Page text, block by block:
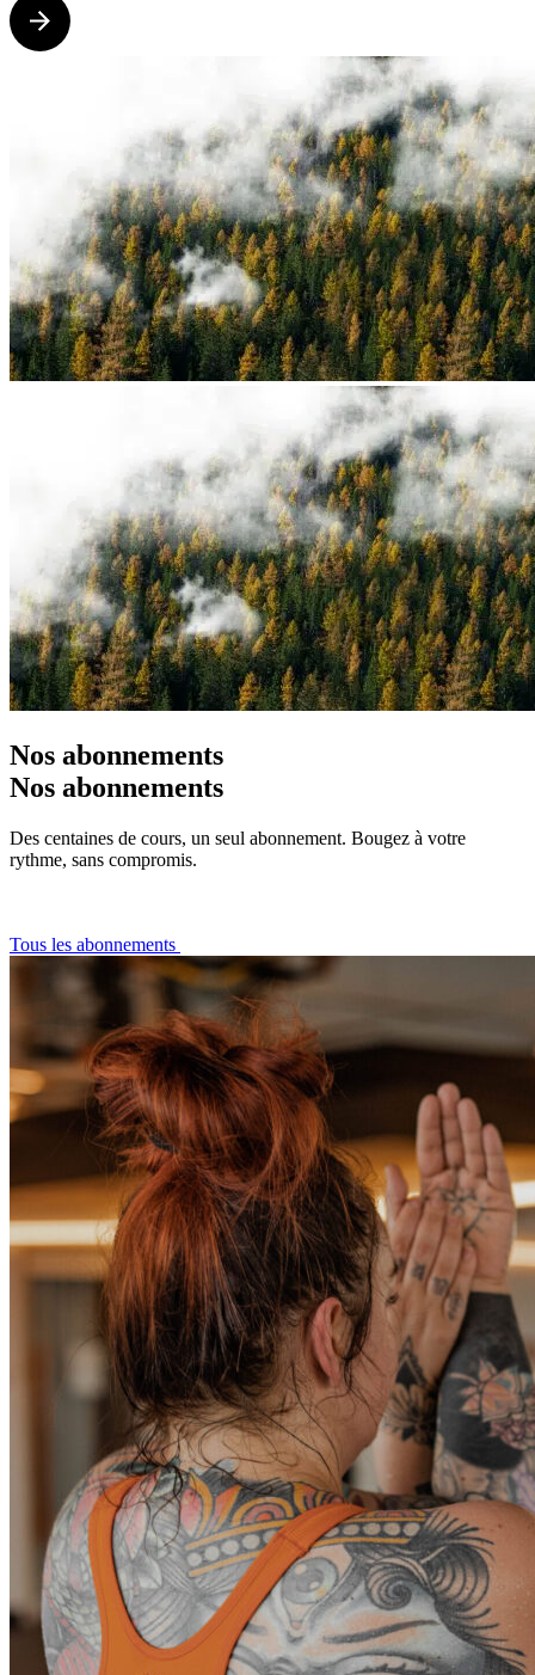
Nos abonnements
Nos abonnements
Des centaines de cours, un seul abonnement. Bougez à votre
rythme, sans compromis.
Tous les abonnements